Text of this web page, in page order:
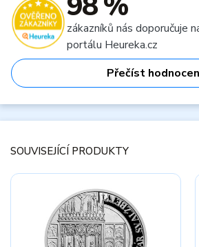
zákazníků nás doporučuje
portálu Heureka.cz
Přečíst
SOUVISEJÍCÍ PRODUKTY